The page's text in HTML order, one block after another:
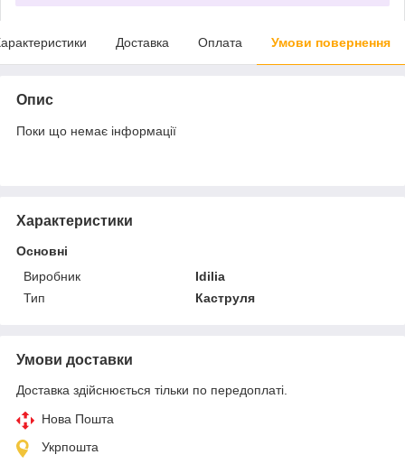
Доставка Оплата Умови повернення
Опис
Поки що немає інформації
Характеристики
Основні
Виробник
Idilia
Тип
Каструля
Умови доставки
Доставка здійснюється тільки по передоплаті.
Нова Пошта
Укрпошта